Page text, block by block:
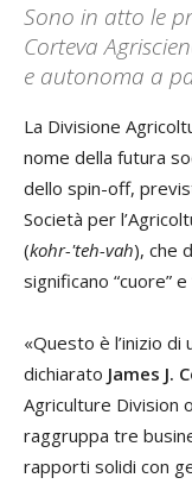
Sono in atto le
Corteva
e autonoma a
La Divisione
nome della futura
dello spin-off,
Società per
(kohr-'teh-vah), che
significano “cuore” e
«Questo è l’inizio
dichiarato James J.
Agriculture Division
raggruppa tre
rapporti solidi con